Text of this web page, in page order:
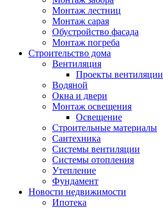
Монтаж лестниц
Монтаж сарая
Обустройство фасада
Монтаж погреба
Строительство дома
Вентиляция
Проекты вентиляции
Водяной
Окна и двери
Монтаж освещения
Освещение
Строительные материалы
Сантехника
Системы вентиляции
Системы отопления
Утепление
Фундамент
Новости недвижимости
Ипотека